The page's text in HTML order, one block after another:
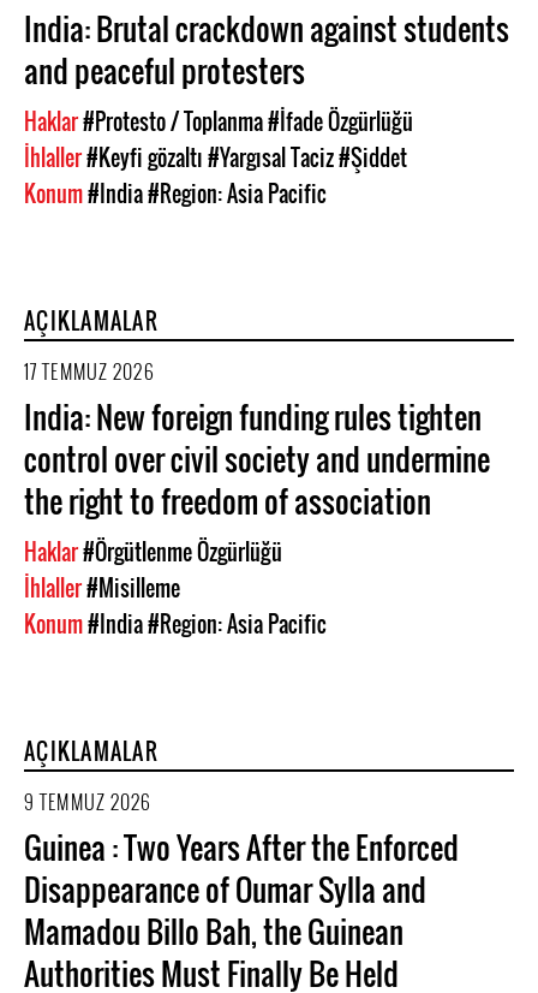
India: Brutal crackdown against students
and peaceful protesters
Haklar#Protesto / Toplanma#İfade Özgürlüğü
İhlaller#Keyfi gözaltı#Yargısal Taciz#Şiddet
Konum#India#Region: Asia Pacific
AÇIKLAMALAR
17 TEMMUZ 2026
India: New foreign funding rules tighten
control over civil society and undermine
the right to freedom of association
Haklar#Örgütlenme Özgürlüğü
İhlaller#Misilleme
Konum#India#Region: Asia Pacific
AÇIKLAMALAR
9 TEMMUZ 2026
Guinea : Two Years After the Enforced
Disappearance of Oumar Sylla and
Mamadou Billo Bah, the Guinean
Authorities Must Finally Be Held